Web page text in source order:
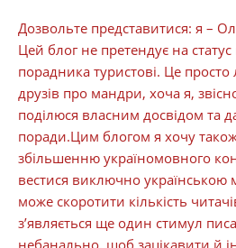
Дозвольте представитися: я –
Цей блог не претендує на
порадника туристові. Це просто
друзів про мандри, хоча я,
поділюся власним досвідом та
поради.Цим блогом я хочу
збільшенню україномовного
вестися виключно
може скоротити кількість
з’являється ще один стимул